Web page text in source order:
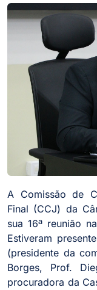
A Comissão de
Final (CCJ) da
sua 16ª reunião
Estiveram
(presidente da
Borges, Prof.
procuradora da